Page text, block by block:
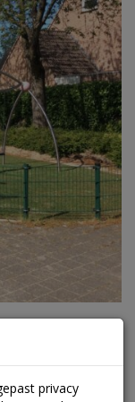
privacy